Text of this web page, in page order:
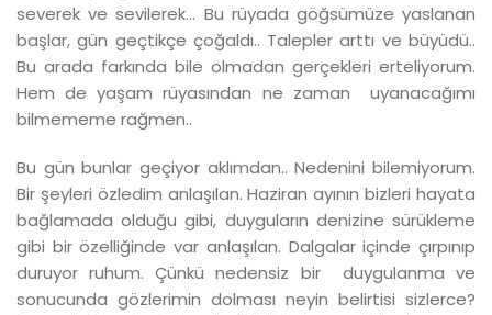
severek ve sevilerek... Bu rüyada göğsümüze yaslanan
başlar, gün geçtikçe çoğaldı.. Talepler arttı ve büyüdü..
Bu arada farkında bile olmadan gerçekleri erteliyorum.
Hem de yaşam rüyasından ne zaman uyanacağımı
bilmememe rağmen..
Bu gün bunlar geçiyor aklımdan.. Nedenini bilemiyorum.
Bir şeyleri özledim anlaşılan. Haziran ayının bizleri hayata
bağlamada olduğu gibi, duyguların denizine sürükleme
gibi bir özelliğinde var anlaşılan. Dalgalar içinde çırpınıp
duruyor ruhum. Çünkü nedensiz bir duygulanma ve
sonucunda gözlerimin dolması neyin belirtisi sizlerce?